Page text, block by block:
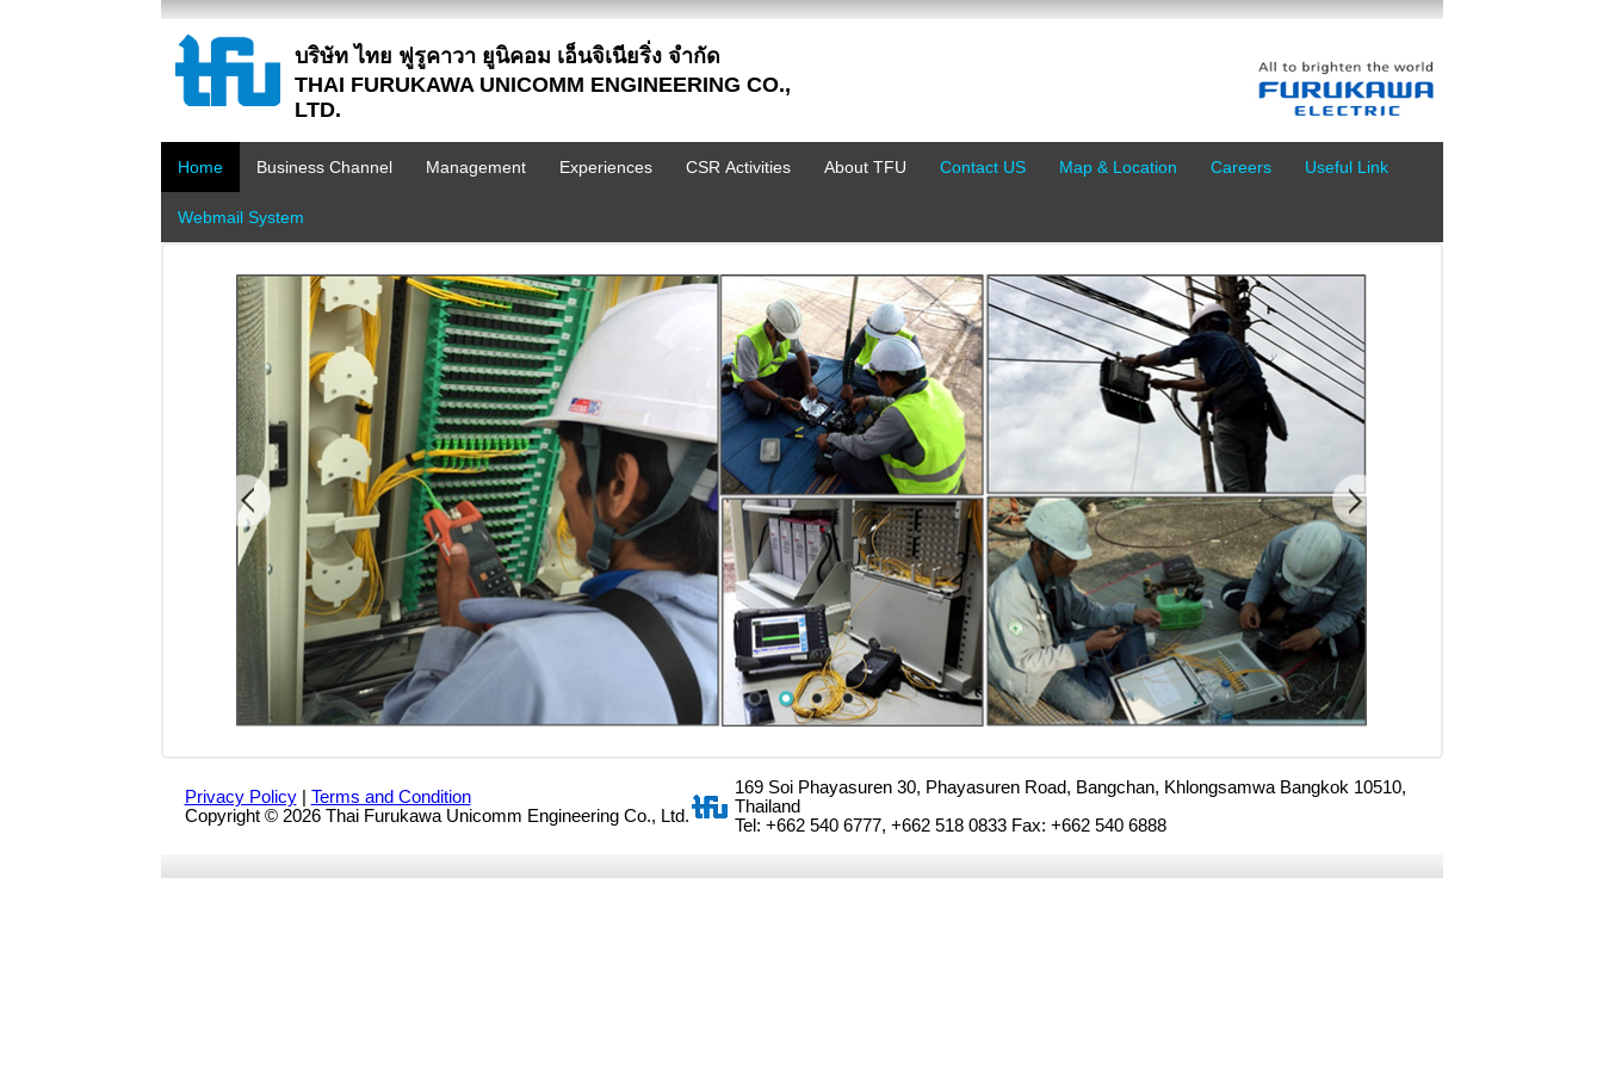
บริษัท ไทย ฟูรูคาวา ยูนิคอม เอ็นจิเนียริ่ง จำกัด
THAI FURUKAWA UNICOMM ENGINEERING CO.,
LTD.
Home Business Channel Management Experiences CSR Activities About TFU Contact US Map & Location Careers Useful Link
Webmail System
Privacy Policy| Terms and Condition
Copyright © 2026 Thai Furukawa Unicomm Engineering Co., Ltd.
169 Soi Phayasuren 30, Phayasuren Road, Bangchan, Khlongsamwa Bangkok 10510,
Thailand
Tel: +662 540 6777, +662 518 0833 Fax: +662 540 6888